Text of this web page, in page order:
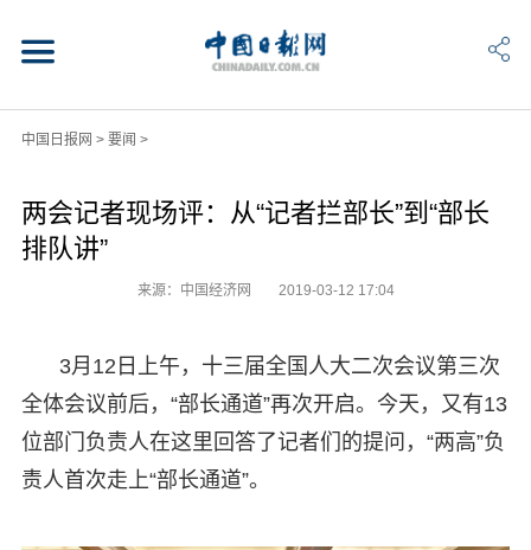
中国日报网 > 要闻 >
两会记者现场评：从“记者拦部长”到“部长
排队讲”
来源：中国经济网 2019-03-12 17:04
3月12日上午，十三届全国人大二次会议第三次
全体会议前后，“部长通道”再次开启。今天，又有13
位部门负责人在这里回答了记者们的提问，“两高”负
责人首次走上“部长通道”。